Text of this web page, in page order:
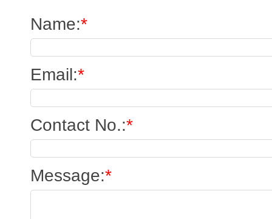
Name:*
Email:*
Contact No.:*
Message:*